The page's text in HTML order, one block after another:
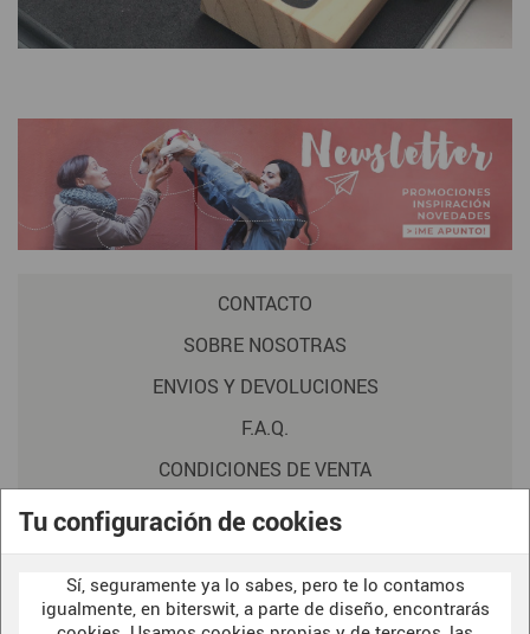
Tu configuración de cookies
Sí, seguramente ya lo sabes, pero te lo contamos
igualmente, en biterswit, a parte de diseño, encontrarás
CONTACTO
SOBRE NOSOTRAS
ENVIOS Y DEVOLUCIONES
F.A.Q.
CONDICIONES DE VENTA
POLITICA DE PRIVACIDAD
AVISO LEGAL
POLÍTICA DE COOKIES